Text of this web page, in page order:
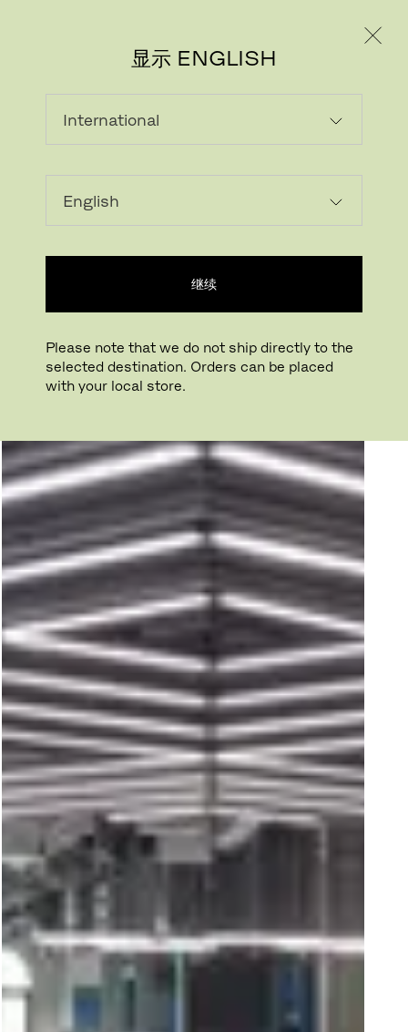
显示 ENGLISH
继续
Please note that we do not ship directly to the
selected destination. Orders can be placed
with your local store.